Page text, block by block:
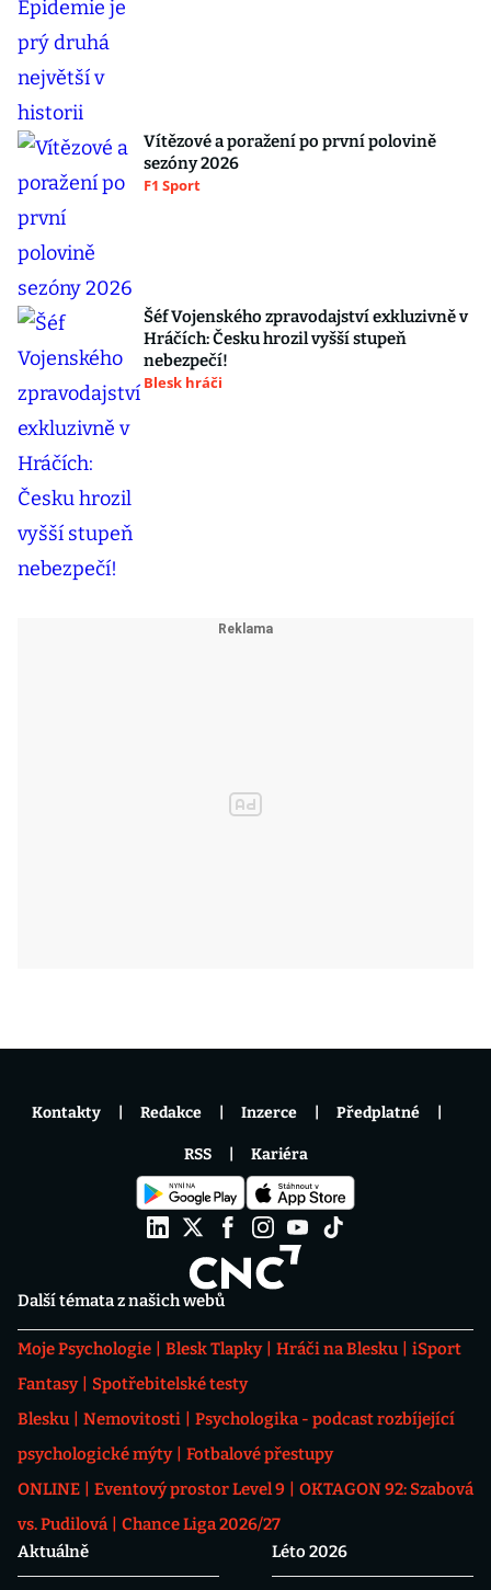
Vítězové a poražení po první polovině
sezóny 2026
F1 Sport
Šéf Vojenského zpravodajství exkluzivně v
Hráčích: Česku hrozil vyšší stupeň
nebezpečí!
Blesk hráči
Další témata z našich webů
Moje Psychologie Blesk Tlapky Hráči na Blesku
iSport
Fantasy
Spotřebitelské testy
Blesku
Nemovitosti
Psychologika - podcast rozbíjející
psychologické mýty
Fotbalové přestupy
ONLINE
Eventový prostor Level 9
OKTAGON 92: Szabová
vs. Pudilová
Chance Liga 2026/27
Aktuálně
Léto 2026
Kontakty Redakce Inzerce Předplatné
RSS Kariéra